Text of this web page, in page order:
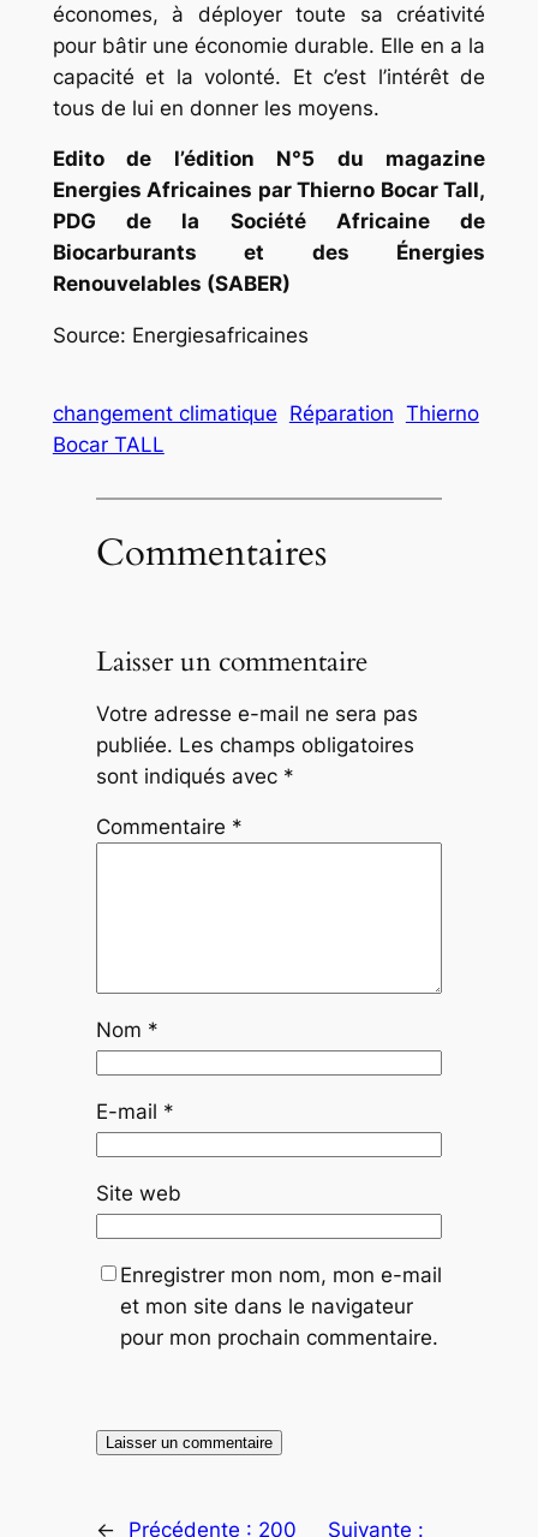
économes, à déployer toute sa créativité
pour bâtir une économie durable. Elle en a la
capacité et la volonté. Et c’est l’intérêt de
tous de lui en donner les moyens.
Edito de l’édition N°5 du magazine
Energies Africaines par Thierno Bocar Tall,
PDG de la Société Africaine de
Biocarburants et des Énergies
Renouvelables (SABER)
Source: Energiesafricaines
changement climatique Réparation Thierno
Bocar TALL
Commentaires
Laisser un commentaire
Votre adresse e-mail ne sera pas
publiée. Les champs obligatoires
sont indiqués avec *
Commentaire *
Nom *
E-mail *
Site web
Enregistrer mon nom, mon e-mail
et mon site dans le navigateur
pour mon prochain commentaire.
← Précédente : 200 Suivante :